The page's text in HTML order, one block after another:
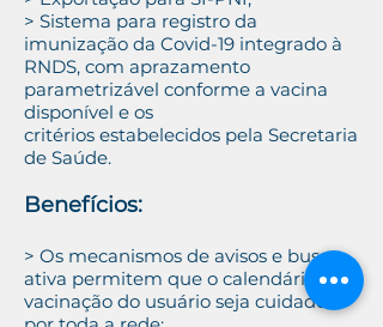
> Sistema para registro da
imunização da Covid-19 integrado à
RNDS, com aprazamento
parametrizável conforme a vacina
disponível e os
critérios estabelecidos pela Secretaria
de Saúde.
Benefícios:
> Os mecanismos de avisos e busca
ativa permitem que o calendário de
vacinação do usuário seja cuidado